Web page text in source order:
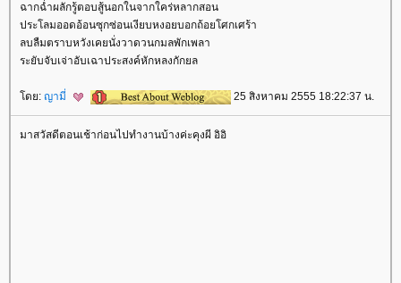
ฉากฉ่ำผลักรู้ตอบสู้นอกในจากใคร่หลากสอน
ประโลมออดอ้อนซุกซ่อนเงียบหงอยบอกถ้อยโศกเศร้า
ลบลืมตราบหวังเคยนั่งวาดวนกมลพักเพลา
ระยับจับเจ่าอับเฉาประสงค์หักหลงกักยล
ดย: ญามี่ 25 สิงหาคม 2555 18:22:37 น.
มาสวัสดีตอนเช้าก่อนไปทำงานบ้างค่ะคุงผี อิอิ